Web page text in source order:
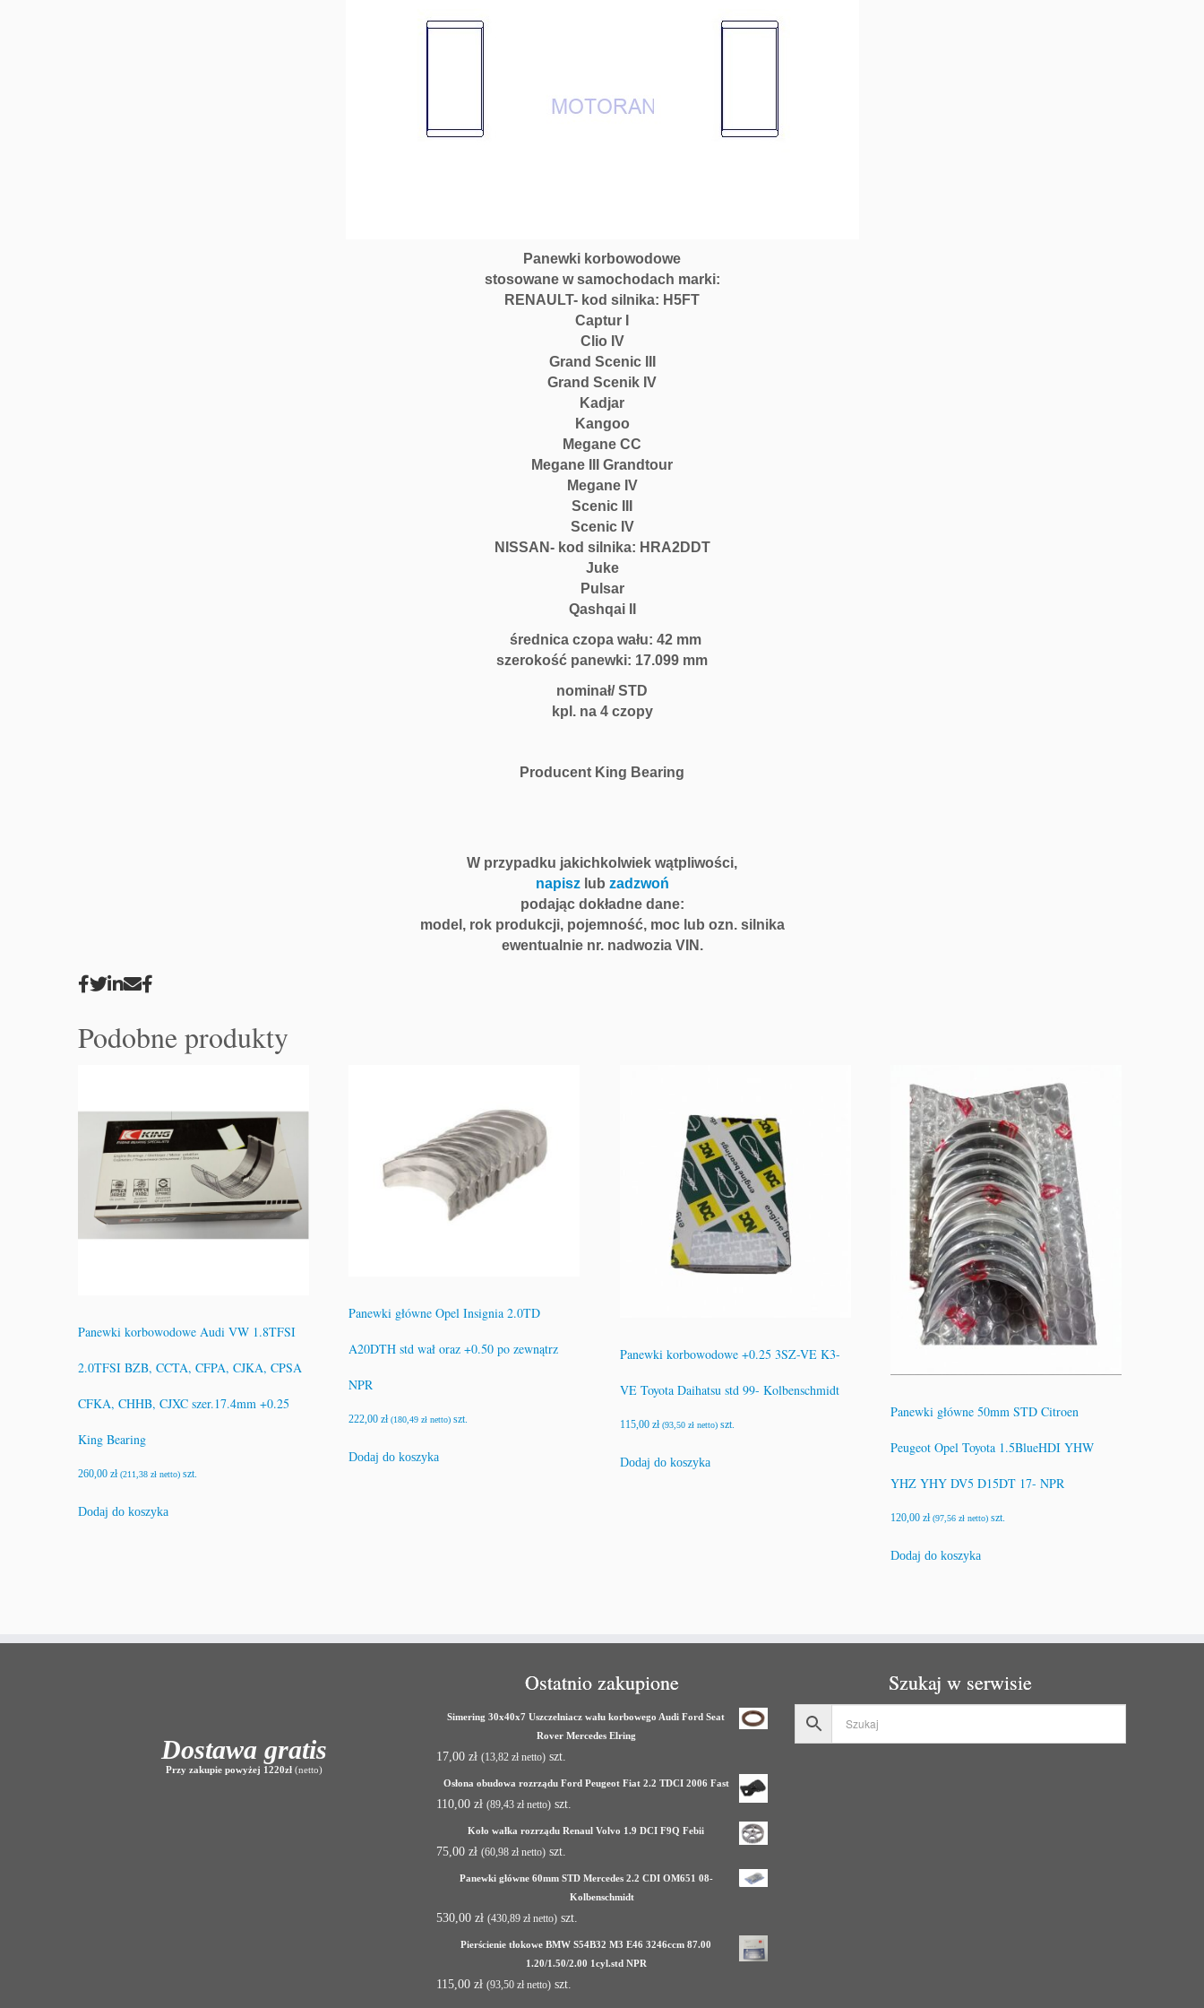
D
n
a
u
t
H
5
F
T
N
i
s
s
a
A
2
D
D
ś
r.
m
B
e
a
r
Panewki korbowodowe
stosowane w samochodach marki:
RENAULT- kod silnika: H5FT
Captur I
Clio IV
Grand Scenic III
Grand Scenik IV
Kadjar
Kangoo
Megane CC
Megane III Grandtour
Megane IV
Scenic III
Scenic IV
NISSAN- kod silnika: HRA2DDT
Juke
Pulsar
Qashqai II
średnica czopa wału: 42 mm
szerokość panewki: 17.099 mm
nominał/ STD
kpl. na 4 czopy
Producent King Bearing
W przypadku jakichkolwiek wątpliwości,
napiszlub zadzwoń
podając dokładne dane:
model, rok produkcji, pojemność, moc lub ozn. silnika
ewentualnie nr. nadwozia VIN.
Podobne produkty
Panewki korbowodowe Audi VW 1.8TFSI
2.0TFSI BZB, CCTA, CFPA, CJKA, CPSA
CFKA, CHHB, CJXC szer.17.4mm +0.25
King Bearing
260,00 zł (211,38 zł netto) szt.
Dodaj do koszyka
Panewki główne Opel Insignia 2.0TD
A20DTH std wał oraz +0.50 po zewnątrz
NPR
222,00zł (180,49zł netto) szt.
Dodaj do koszyka
Panewki korbowodowe +0.25 3SZ-VE K3-
VE Toyota Daihatsu std 99- Kolbenschmidt
115,00 zł (93,50 złnetto)szt.
Dodaj do koszyka
Panewki główne 50mm STD Citroen
Peugeot Opel Toyota 1.5BlueHDI YHW
YHZ YHY DV5 D15DT 17- NPR
120,00zł (97,56zł netto) szt.
Dodaj do koszyka
Dostawa gratis
Przy zakupie powyżej 1220zł(netto)
Ostatnio zakupione
Simering 30x40x7 Uszczelniacz wału korbowego Audi Ford Seat
Rover Mercedes Elring
17,00 zł (13,82 zł netto) szt.
Osłona obudowa rozrządu Ford Peugeot Fiat 2.2 TDCI 2006 Fast
110,00 zł (89,43 zł netto) szt.
Koło wałka rozrządu Renaul Volvo 1.9 DCI F9Q Febii
75,00 zł (60,98 zł netto) szt.
Panewki główne 60mm STD Mercedes 2.2 CDI OM651 08-
Kolbenschmidt
530,00 zł (430,89 zł netto) szt.
Pierścienie tłokowe BMW S54B32 M3 E46 3246ccm 87.00
1.20/1.50/2.00 1cyl.std NPR
115,00 zł (93,50 zł netto) szt.
Szukaj w serwisie